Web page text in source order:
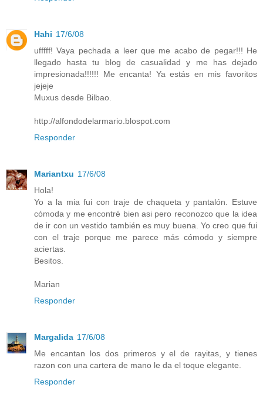
Hahi 17/6/08
ufffff! Vaya pechada a leer que me acabo de pegar!!! He
llegado hasta tu blog de casualidad y me has dejado
impresionada!!!!!! Me encanta! Ya estás en mis favoritos
jejeje
Muxus desde Bilbao.
http://alfondodelarmario.blospot.com
Responder
Mariantxu 17/6/08
Hola!
Yo a la mia fui con traje de chaqueta y pantalón. Estuve
cómoda y me encontré bien asi pero reconozco que la idea
de ir con un vestido también es muy buena. Yo creo que fui
con el traje porque me parece más cómodo y siempre
aciertas.
Besitos.
Marian
Responder
Margalida 17/6/08
Me encantan los dos primeros y el de rayitas, y tienes
razon con una cartera de mano le da el toque elegante.
Responder